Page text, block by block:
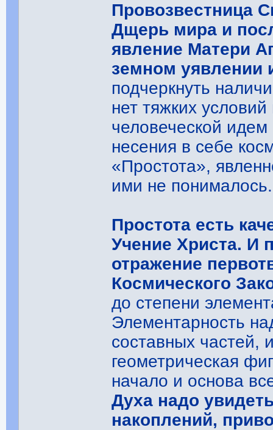
Провозвестница
Дщерь мира и
явление Матери
земном уявлении
подчеркнуть
нет тяжких
человеческой
несения в себе
«Простота»,
ими не понималось.
Простота есть
Учение Христа. И
отражение
Космического
до степени
Элементарность
составных частей,
геометрическая
начало и основа
Духа надо
накоплений,